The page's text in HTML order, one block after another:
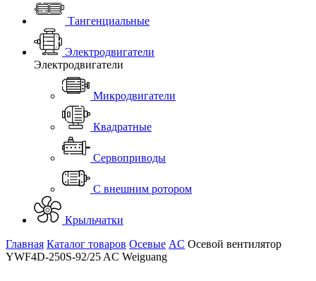
Тангенциальные
Электродвигатели
Электродвигатели
Микродвигатели
Квадратные
Сервоприводы
С внешним ротором
Крыльчатки
Главная Каталог товаров Осевые AC Осевой вентилятор
YWF4D-250S-92/25 AC Weiguang